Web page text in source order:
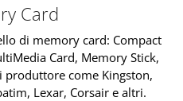
Card
di memory card: Compact
Card, Memory Stick,
produttore come Kingston,
Lexar, Corsair e altri.